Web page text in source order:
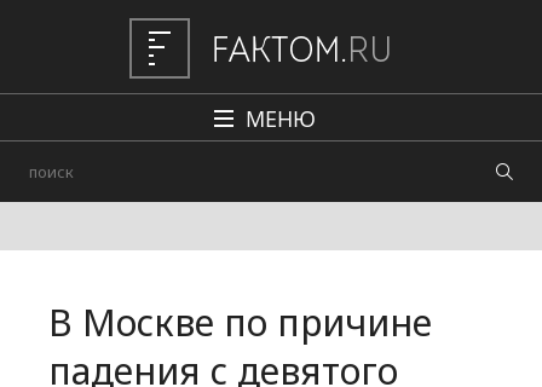
МЕНЮ
Авто
Происшествия
В Москве по причине
падения с девятого